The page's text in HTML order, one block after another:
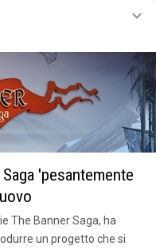
'pesantemente
The Banner Saga, ha
un progetto che si